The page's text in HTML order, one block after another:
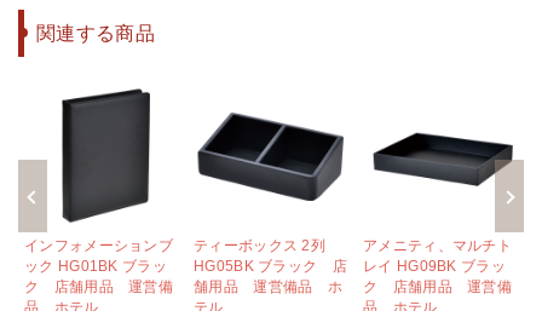
関連する商品
インフォメーションブ
ック HG01BK ブラッ
ク 店舗用品 運営備
品 ホテル
ティーボックス 2列
HG05BK ブラック 店
舗用品 運営備品 ホ
テル
アメニティ、マルチト
レイ HG09BK ブラッ
ク 店舗用品 運営備
品 ホテル